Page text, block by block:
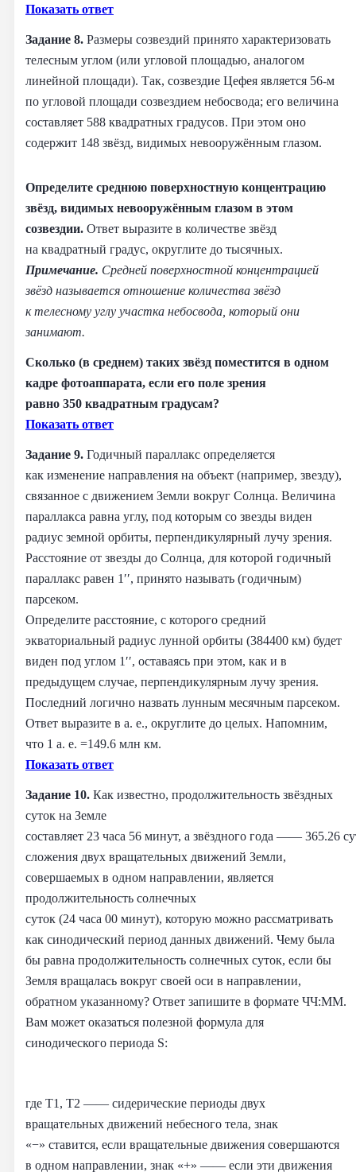
Показать ответ
Задание 8. Размеры созвездий принято характеризовать
телесным углом (или угловой площадью, аналогом
линейной площади). Так, созвездие Цефея является 56-м
по угловой площади созвездием небосвода; его величина
составляет 588 квадратных градусов. При этом оно
содержит 148 звёзд, видимых невооружённым глазом.
Определите среднюю поверхностную концентрацию
звёзд, видимых невооружённым глазом в этом
созвездии. Ответ выразите в количестве звёзд
на квадратный градус, округлите до тысячных.
Примечание. Средней поверхностной концентрацией
звёзд называется отношение количества звёзд
к телесному углу участка небосвода, который они
занимают.
Сколько (в среднем) таких звёзд поместится в одном
кадре фотоаппарата, если его поле зрения
равно 350 квадратным градусам?
Показать ответ
Задание 9. Годичный параллакс определяется
как изменение направления на объект (например, звезду),
связанное с движением Земли вокруг Солнца. Величина
параллакса равна углу, под которым со звезды виден
радиус земной орбиты, перпендикулярный лучу зрения.
Расстояние от звезды до Солнца, для которой годичный
параллакс равен 1′′, принято называть (годичным)
парсеком.
Определите расстояние, с которого средний
экваториальный радиус лунной орбиты (384400 км) будет
виден под углом 1′′, оставаясь при этом, как и в
предыдущем случае, перпендикулярным лучу зрения.
Последний логично назвать лунным месячным парсеком.
Ответ выразите в а. е., округлите до целых. Напомним,
что 1 а. е. =149.6 млн км.
Показать ответ
Задание 10. Как известно, продолжительность звёздных
суток на Земле
составляет 23 часа 56 минут, а звёздного года —— 365.26
сложения двух вращательных движений Земли,
совершаемых в одном направлении, является
продолжительность солнечных
суток (24 часа 00 минут), которую можно рассматривать
как синодический период данных движений. Чему была
бы равна продолжительность солнечных суток, если бы
Земля вращалась вокруг своей оси в направлении,
обратном указанному? Ответ запишите в формате ЧЧ:ММ.
Вам может оказаться полезной формула для
синодического периода S:
где T1, T2 —— сидерические периоды двух
вращательных движений небесного тела, знак
«−» ставится, если вращательные движения совершаются
в одном направлении, знак «+» —— если эти движения